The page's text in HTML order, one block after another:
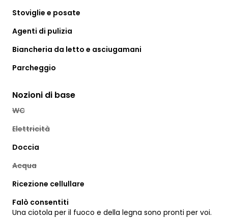
Stoviglie e posate
Agenti di pulizia
Biancheria da letto e asciugamani
Parcheggio
Nozioni di base
WC
Elettricità
Doccia
Acqua
Ricezione cellullare
Falò consentiti
Una ciotola per il fuoco e della legna sono pronti per voi.